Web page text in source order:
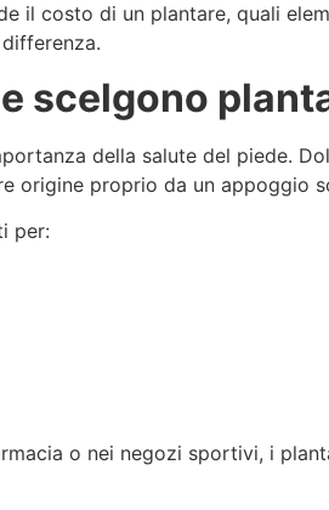
il costo di un plantare, quali
scelgono
della salute del piede.
origine proprio da un appoggio
per:
o nei negozi sportivi, i